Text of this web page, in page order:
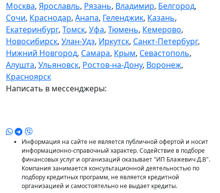
Москва, Ярославль, Рязань, Владимир, Белгород,
Сочи, Краснодар, Анапа, Геленджик, Казань,
Екатеринбург, Томск, Уфа, Тюмень, Кемерово,
Новосибирск, Улан-Удэ, Иркутск, Санкт-Петербург,
Нижний Новгород, Самара, Крым, Севастополь,
Алушта, Ульяновск, Ростов-на-Дону, Воронеж,
Красноярск
Написать в мессенджеры:
Информация на сайте не является публичной офертой и носит
информационно-справочный характер. Содействие в подборе
финансовых услуг и организаций оказывает "ИП Блажевич Д.В".
Компания занимается консультационной деятельностью по
подбору кредитных программ, не является кредитной
организацией и самостоятельно не выдает кредиты.